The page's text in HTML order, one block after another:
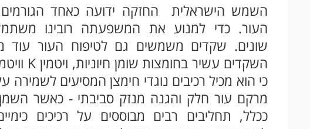
השמש הישראלית החזקה ידועה כאחד
העור. כדי למנוע את המשפעתה רובינו
שונים. שקדים משמשים גם לטיפוח העור
כי הוא מכיל רכיבים נוגדי חימצן המסיעים
ככלל, תחליבים רבים מבוססים על רכיכים